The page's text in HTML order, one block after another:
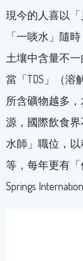
現今的人喜以
「一啖水」隨
土壤中含量不
當「TDS」（溶
所含礦物越多
源，國際飲食
水師」職位，
等，每年更有
Springs